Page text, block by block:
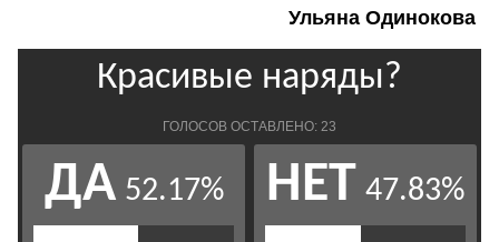
Ульяна Одинокова